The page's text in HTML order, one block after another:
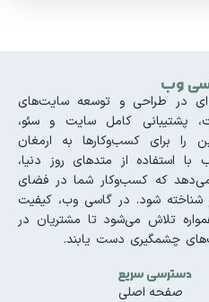
وب
در طراحی و توسعه سایت‌های
پشتیبانی کامل سایت و سئو،
را برای کسب‌وکارها به ارمغان
استفاده از متدهای روز دنیا،
می‌دهد که کسب‌وکار شما در فضای
شناخته شود. در گاسی وب، کیفیت
تلاش می‌شود تا مشتریان در
چشمگیری دست یابند.
دسترسی سریع
صفحه اصلی